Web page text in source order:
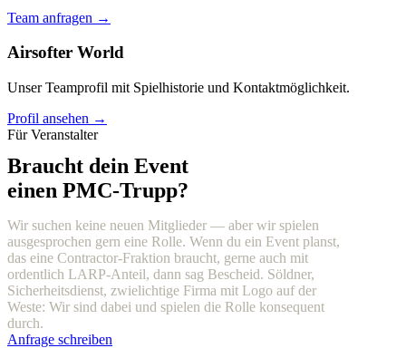
Team anfragen →
Airsofter World
Unser Teamprofil mit Spielhistorie und Kontaktmöglichkeit.
Profil ansehen →
Für Veranstalter
Braucht dein Event
einen PMC-Trupp?
Wir suchen keine neuen Mitglieder — aber wir spielen
ausgesprochen gern eine Rolle. Wenn du ein Event planst,
das eine Contractor-Fraktion braucht, gerne auch mit
ordentlich LARP-Anteil, dann sag Bescheid. Söldner,
Sicherheitsdienst, zwielichtige Firma mit Logo auf der
Weste: Wir sind dabei und spielen die Rolle konsequent
durch.
Anfrage schreiben